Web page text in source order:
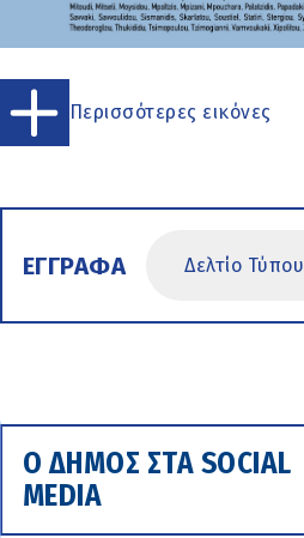
Περισσότερες εικόνες
ΕΓΓΡΑΦΑ Δελτίο Τύπου
Ο ΔΗΜΟΣ ΣΤΑ SOCIAL
MEDIA